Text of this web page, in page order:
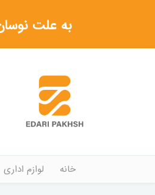
به علت نوسان قیمت
خانه لوازم اداری